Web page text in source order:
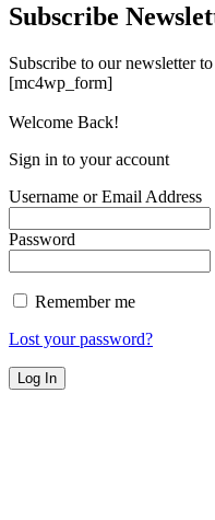
Subscribe
Subscribe to our newsletter
[mc4wp_form]
Welcome Back!
Sign in to your account
Username or Email Address
Password
Remember me
Lost your password?